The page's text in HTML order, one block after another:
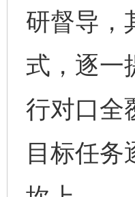
研督导，
式，逐一
行对口全
目标任